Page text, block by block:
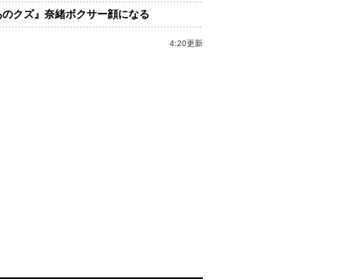
のクズ』奈緒ボクサー顔になる
4:20更新